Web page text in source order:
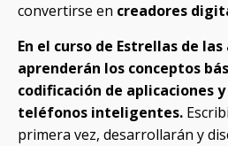
convertirse en creadores
En el curso de Estrellas de
aprenderán los conceptos
codificación de aplicaciones
teléfonos inteligentes.
primera vez, desarrollarán y